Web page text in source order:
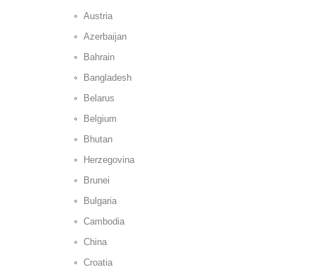
Austria
Azerbaijan
Bahrain
Bangladesh
Belarus
Belgium
Bhutan
Herzegovina
Brunei
Bulgaria
Cambodia
China
Croatia